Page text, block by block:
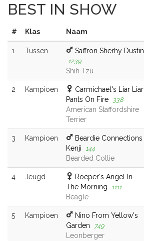
BEST IN SHOW
# Klas Naam
1 Tussen Saffron Sherhy Dustin
1239
Shih Tzu
2 Kampioen
Carmichael's Liar Liar
Pants On Fire
338
American Staffordshire
Terrier
3 Kampioen
Beardie Connections
Kenji
144
Bearded Collie
4 Jeugd
Roeper's Angel In
The Morning
1111
Beagle
5 Kampioen
Nino From Yellow's
Garden
749
Leonberger